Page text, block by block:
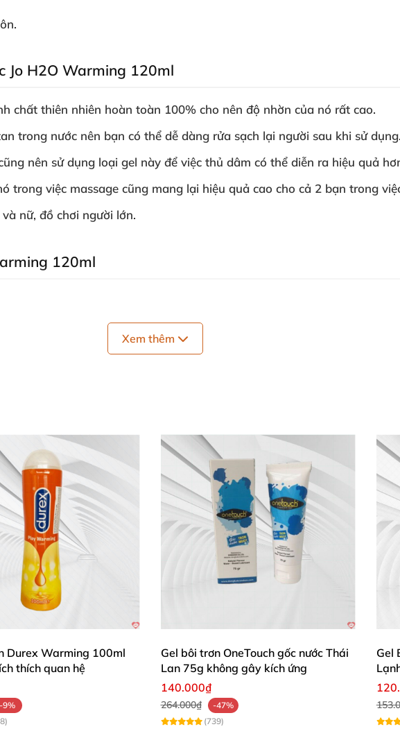
Jo H2O Warming 120ml
chất thiên nhiên hoàn toàn 100% cho nên độ nhờn của nó rất cao.
trong nước nên bạn có thể dễ dàng rửa sạch lại người sau khi sử dụng.
nên sử dụng loại gel này để việc thủ dâm có thể diễn ra hiệu quả
trong việc massage cũng mang lại hiệu quả cao cho cả 2 bạn trong
và nữ, đồ chơi người lớn.
120ml
. Nhưng chỉ tăng thêm
Jo H2O Warming 120ml
kỹnhững hướng dẫn sử dụng và thành phần
của gel.
, cảnh báo khi sử dụng khác nhau cho nên bạn nên đọc kỹ chúng
để
năngcủa nó là bôi trơn toàn thânhoặcnhững chỗmà bạn muốn .
mình.
lại bằng nước sạch
tốtvà giá cả phải chăng . BênWebsite.vn chúng tôi đảm bảo
về
khi mang ra thị trường
mắc cho khách hàng
Xem thêm
Durex Warming 100ml
thích quan hệ
-9%
Gel bôi trơn OneTouch gốc nước Thái
Lan 75g không gây kích ứng
140.000₫
264.000₫
-47%
(739)
Gel